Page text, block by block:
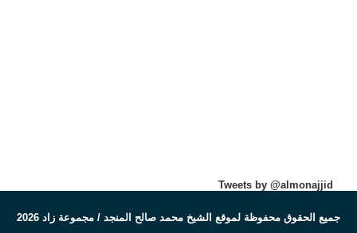
Tweets by @almonajjid
جميع الحقوق محفوظة لموقع الشيخ محمد صالح المنجد / مجموعة زاد 2026